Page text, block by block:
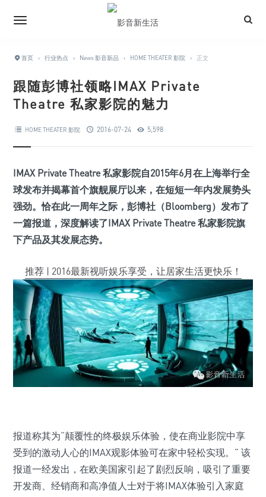
首页 › 行业热点 › News 影音新品 › HOME THEATER 影院 › 正文
跟随彭博社领略IMAX Private
Theatre 私家影院的魅力
HOME THEATER 影院 2016-07-24 5,598
IMAX Private Theatre 私家影院自2015年6月在上海举行全
球发布并揭幕首个旗舰展厅以来，在短短一年内发展势头
强劲。恰在此一周年之际，彭博社（Bloomberg）发布了
一篇报道，深度解读了IMAX Private Theatre 私家影院旗
下产品及其发展态势。
推荐 | 2016最新视听娱乐享受，让居家生活更快乐！
报道称其为“颠覆性的终极娱乐体验，使在商业影院中享
受到的激动人心的IMAX观影体验可在家中轻松实现。” 该
报道一经发出，在欧美国家引起了剧烈反响，吸引了重要
开发商、经销商和高净值人士对于将IMAX体验引入家庭